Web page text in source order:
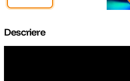
Descriere